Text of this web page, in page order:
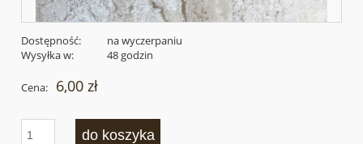
Dostępność:
na wyczerpaniu
Wysyłka w:
48 godzin
Cena: 6,00 zł
do koszyka